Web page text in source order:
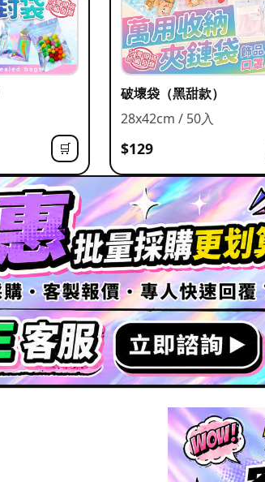
🛒
破壞袋（黑甜款）
28x42cm / 50入
$129